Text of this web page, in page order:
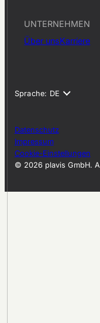
UNTERNEHMEN
Über unsKarriere
© 2026 plavis GmbH.
Datenschutz
Impressum
Cookie-Einstellungen